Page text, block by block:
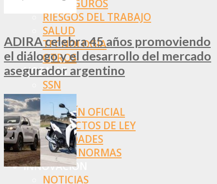
REASEGUROS
RIESGOS DEL TRABAJO
SALUD
TECNOLOGÍA
OTROS
NORMAS
SSN
SRT
BOLETÍN OFICIAL
PROYECTOS DE LEY
SOCIEDADES
OTRAS NORMAS
INNOVACIÓN
NOTICIAS
ADIRA celebra 45 años promoviendo
el diálogo y el desarrollo del mercado
asegurador argentino